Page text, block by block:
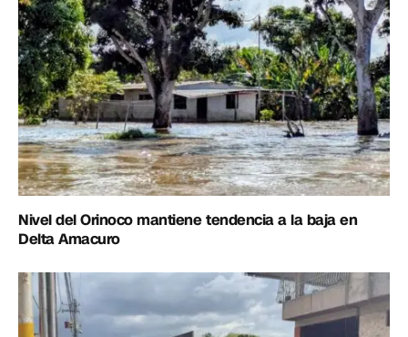
Nivel del Orinoco mantiene tendencia a la baja en
Delta Amacuro